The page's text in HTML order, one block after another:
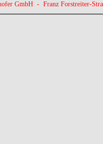
GmbH - Franz Forstreiter-